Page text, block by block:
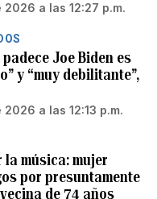
a las 12:27 p.m.
Joe Biden es
y “muy debilitante”,
a las 12:13 p.m.
música: mujer
por presuntamente
de 74 años